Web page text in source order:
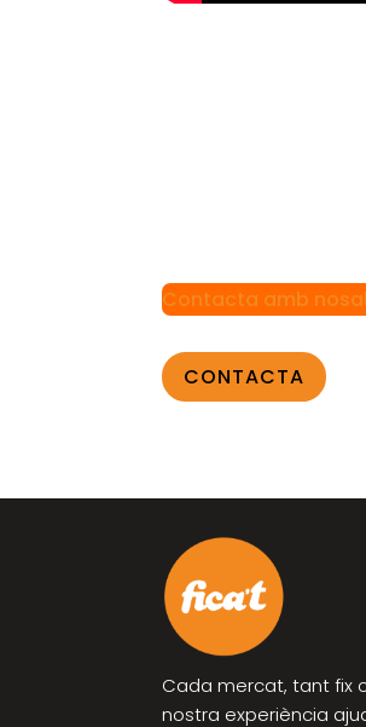
Contacta amb
CONTACTA
Cada mercat, tant fix
nostra experiència